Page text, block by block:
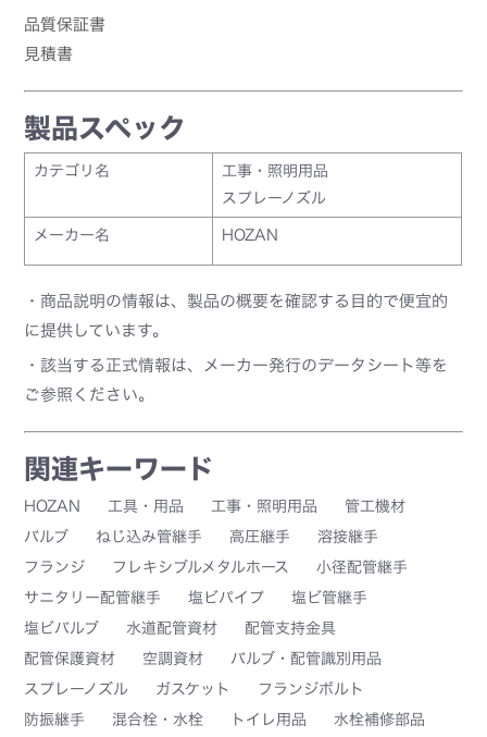
品質保証書
見積書
製品スペック
カテゴリ名
工事・照明用品
スプレーノズル
メーカー名 HOZAN
・商品説明の情報は、製品の概要を確認する目的で便宜的
に提供しています。
・該当する正式情報は、メーカー発行のデータシート等を
ご参照ください。
関連キーワード
HOZAN 工具・用品 工事・照明用品
管工機材
バルブ
ねじ込み管継手 高圧継手
溶接継手
フランジ
フレキシブルメタルホース
小径配管継手
サニタリー配管継手
塩ビパイプ
塩ビ管継手
塩ビバルブ
水道配管資材
配管支持金具
配管保護資材
空調資材
バルブ・配管識別用品
スプレーノズル
ガスケット
フランジボルト
防振継手
混合栓・水栓 トイレ用品 水栓補修部品